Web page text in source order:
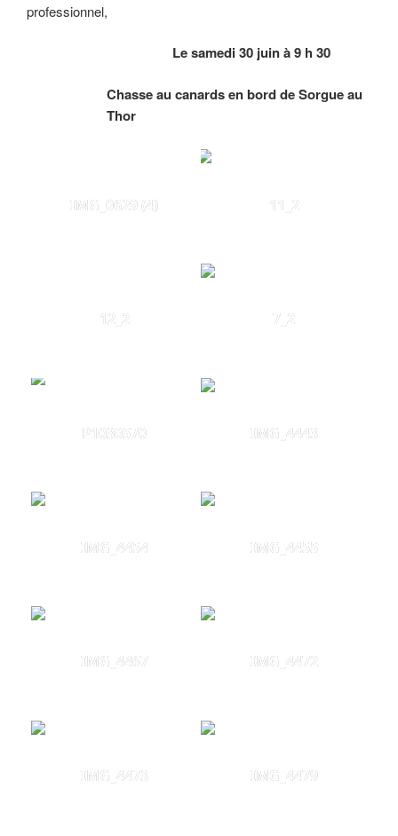
professionnel,
Le samedi 30 juin à 9 h 30
Chasse au canards en bord de Sorgue au
Thor
IMG_0629 (4) 11_2
12_2 7_2
P1030570 IMG_4443
IMG_4454 IMG_4455
IMG_4467 IMG_4472
IMG_4473 IMG_4479